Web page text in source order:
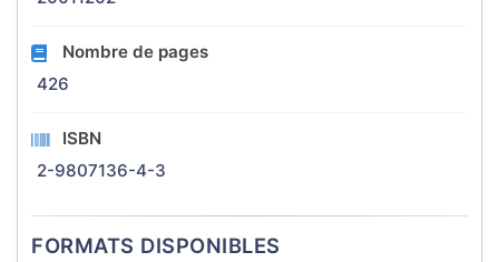
Nombre de pages
426
ISBN
2-9807136-4-3
FORMATS DISPONIBLES